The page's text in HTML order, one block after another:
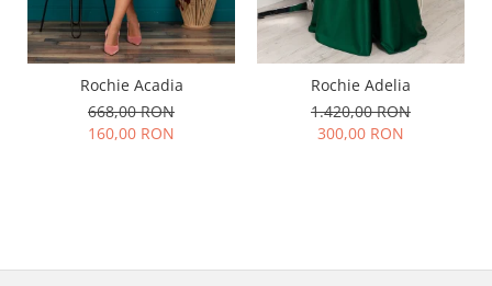
Rochie Acadia
668,00 RON
160,00 RON
Rochie Adelia
1.420,00 RON
300,00 RON